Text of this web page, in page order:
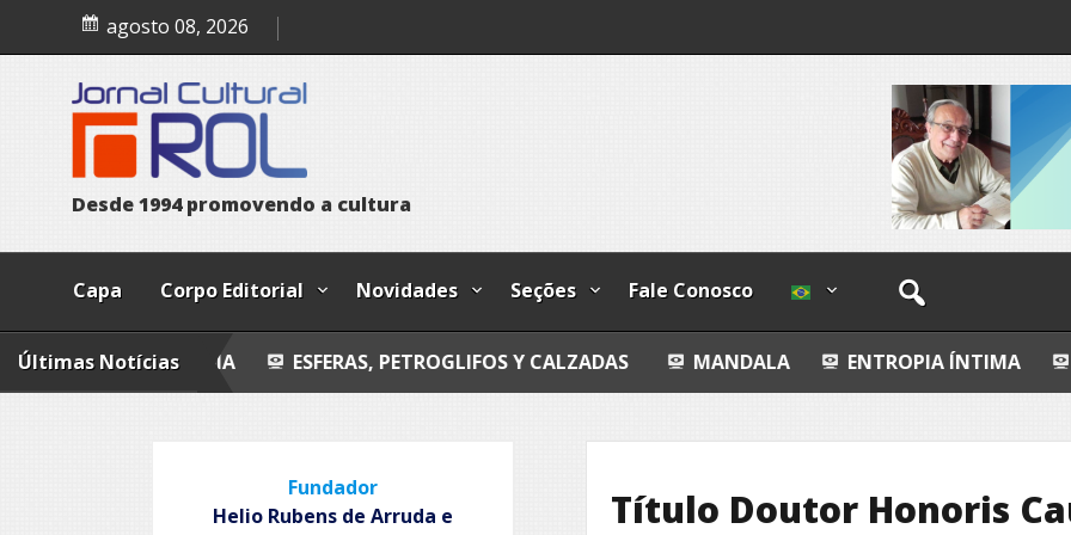
content
agosto 08, 2026
Desde1994 promovendo a cultura
Capa Corpo Editorial Novidades Seções Fale Conosco
Últimas Notícias
POESIA ESFERAS, PETROGLIFOS Y CALZADAS MANDALA ENTROPIA ÍNTIMA AVALIAÇÃO
Título Doutor Honoris
Fundador
Helio Rubens de Arruda e